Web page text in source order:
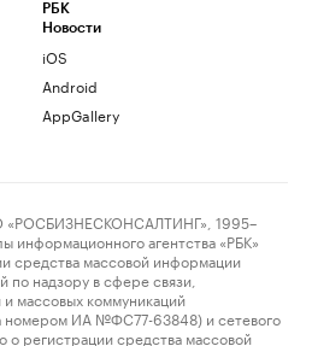
РБК
Новости
iOS
Android
AppGallery
1995–
агентства «РБК»
средства массовой информации
надзору в сфере связи,
массовых коммуникаций
номером ИА №ФС77-63848) и сетевого
о регистрации средства массовой